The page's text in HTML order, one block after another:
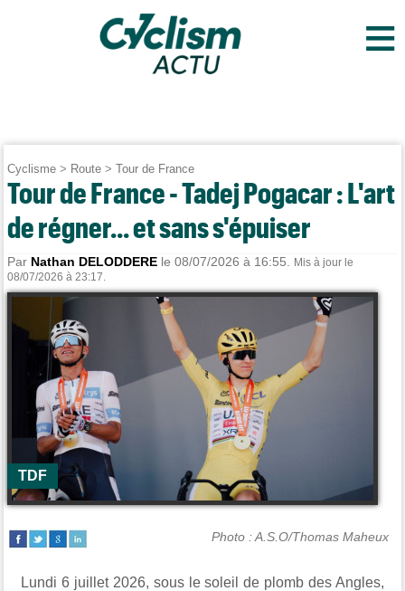
≡
Cyclisme > Route >Tour de France
Tour de France - Tadej Pogacar : L'art
de régner... et sans s'épuiser
Par Nathan DELODDERE le 08/07/2026 à 16:55.
Mis à jour le
08/07/2026 à 23:17.
TDF
Photo : A.S.O/Thomas Maheux
Lundi 6 juillet 2026, sous le soleil de plomb des Angles,